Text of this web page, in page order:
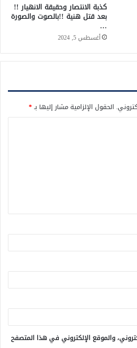
كذبة الانتصار وحقيقة الانهيار !!
بعد قتل هنية !!بالصوت والصورة
…
أغسطس 5, 2024
الحقول الإلزامية مشار إليها بـ*
والموقع الإلكتروني في هذا المتصفح